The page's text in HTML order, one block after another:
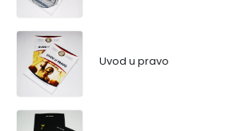
Uvod u pravo